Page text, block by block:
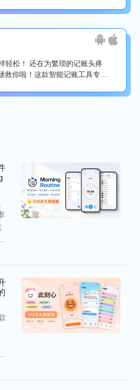
轻松！ 还在为繁琐的记账头疼
救你啦！这款智能记账工具专为